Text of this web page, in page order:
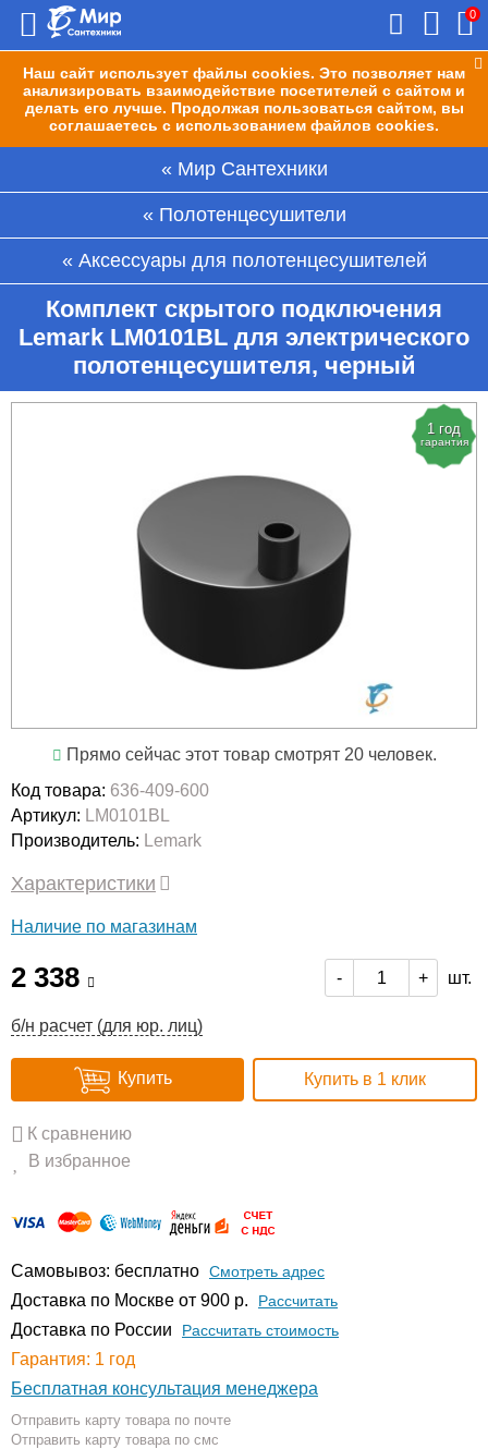
Наш сайт использует файлы cookies. Это позволяет нам
анализировать взаимодействие посетителей с сайтом и
делать его лучше. Продолжая пользоваться сайтом, вы
соглашаетесь с использованием файлов cookies.
0
Мир Сантехники
Полотенцесушители
Аксессуары для полотенцесушителей
Комплект скрытого подключения
Lemark LM0101BL для электрического
полотенцесушителя, черный
1 год
гарантия
Прямо сейчас этот товар смотрят 20 человек.
Код товара: 636-409-600
Артикул: LM0101BL
Производитель: Lemark
Характеристики
Наличие по магазинам
2 338 - + шт.
б/н расчет (для юр. лиц)
Купить Купить в 1 клик
К сравнению
В избранное
Самовывоз: бесплатно Смотреть адрес
Доставка по Москве от 900 р. Расcчитать
Доставка по России Рассчитать стоимость
Гарантия: 1 год
Бесплатная консультация менеджера
Отправить карту товара по почте
Отправить карту товара по смс